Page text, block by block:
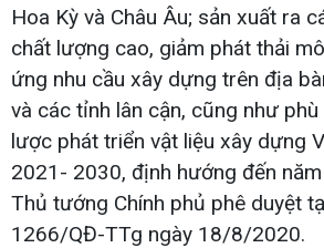
Hoa Kỳ và Châu Âu; sản xuất ra
chất lượng cao, giảm phát thải
ứng nhu cầu xây dựng trên địa
và các tỉnh lân cận, cũng như phù
lược phát triển vật liệu xây dựng
2021- 2030, định hướng đến
Thủ tướng Chính phủ phê duyệt
1266/QĐ-TTg ngày 18/8/2020.